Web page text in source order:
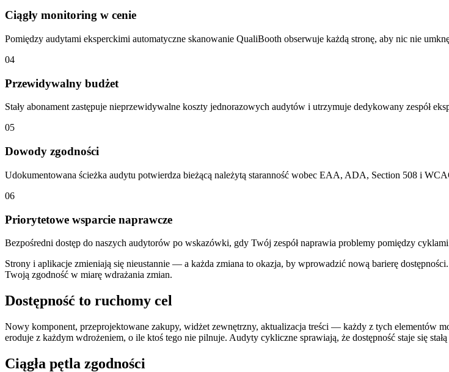
Ciągły monitoring w cenie
Pomiędzy audytami eksperckimi automatyczne skanowanie QualiBooth obserwuje każdą stronę, aby nic nie
04
Przewidywalny budżet
Stały abonament zastępuje nieprzewidywalne koszty jednorazowych audytów i utrzymuje dedykowany zespół
05
Dowody zgodności
Udokumentowana ścieżka audytu potwierdza bieżącą należytą staranność wobec EAA, ADA, Section 508 i
06
Priorytetowe wsparcie naprawcze
Bezpośredni dostęp do naszych audytorów po wskazówki, gdy Twój zespół naprawia problemy pomiędzy
Strony i aplikacje zmieniają się nieustannie — a każda zmiana to okazja, by wprowadzić nową barierę
Twoją zgodność w miarę wdrażania zmian.
Dostępność to ruchomy cel
Nowy komponent, przeprojektowane zakupy, widżet zewnętrzny, aktualizacja treści — każdy z tych elementów
eroduje z każdym wdrożeniem, o ile ktoś tego nie pilnuje. Audyty cykliczne sprawiają, że dostępność staje się
Ciągła pętla zgodności